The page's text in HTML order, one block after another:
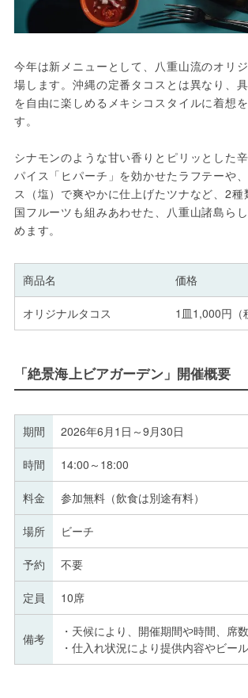
今年は新メニューとして、八重山流のオリ
場します。沖縄の定番タコスとは異なり、
を自由に楽しめるメキシコスタイルに着想
す。
シナモンのような甘い香りとピリッとした
パイス「ヒパーチ」を効かせたラフテーや
ス（塩）で爽やかに仕上げたツナなど、2
国フルーツも組みあわせた、八重山諸島ら
めます。
商品名 価格
オリジナルタコス 1皿1,000円（
「絶景海上ビアガーデン」開催概要
期間 2026年6月1日～9月30日
時間 14:00～18:00
料金 参加無料（飲食は別途有料）
場所 ビーチ
予約 不要
定員 10席
備考
・天候により、開催期間や時間、席
・仕入れ状況により提供内容やビー